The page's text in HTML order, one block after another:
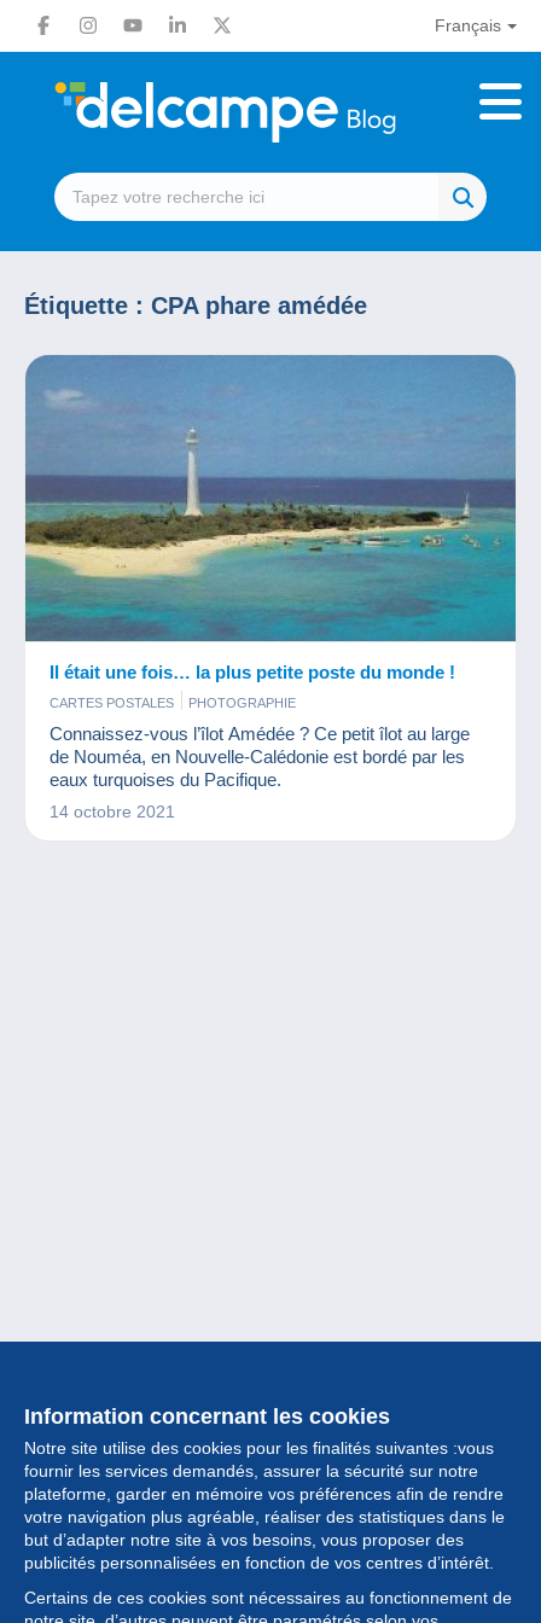
Français
Étiquette : CPA phare amédée
Il était une fois… la plus petite poste du monde !
CARTES POSTALES PHOTOGRAPHIE
Connaissez-vous l’îlot Amédée ? Ce petit îlot au large
de Nouméa, en Nouvelle-Calédonie est bordé par les
eaux turquoises du Pacifique.
14 octobre 2021
Information concernant les cookies
Notre site utilise des cookies pour les finalités suivantes :vous
fournir les services demandés, assurer la sécurité sur notre
plateforme, garder en mémoire vos préférences afin de rendre
votre navigation plus agréable, réaliser des statistiques dans le
but d’adapter notre site à vos besoins, vous proposer des
publicités personnalisées en fonction de vos centres d’intérêt.
Certains de ces cookies sont nécessaires au fonctionnement de
Collection
Actualités